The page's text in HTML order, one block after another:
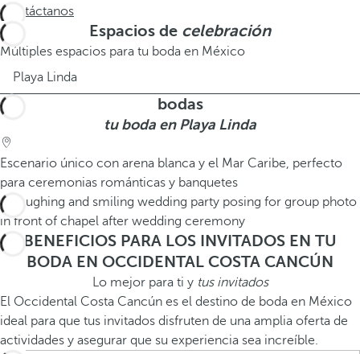
Contáctanos
Espacios de celebración
Múltiples espacios para tu boda en México
Playa Linda
bodas
tu boda en Playa Linda
Escenario único con arena blanca y el Mar Caribe, perfecto
para ceremonias románticas y banquetes
BENEFICIOS PARA LOS INVITADOS EN TU
BODA EN OCCIDENTAL COSTA CANCÚN
Lo mejor para ti y tus invitados
El Occidental Costa Cancún es el destino de boda en México
ideal para que tus invitados disfruten de una amplia oferta de
actividades y asegurar que su experiencia sea increíble.